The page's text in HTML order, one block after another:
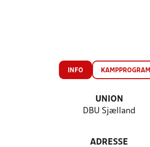
INFO KAMPPROGRAM
UNION
DBU Sjælland
ADRESSE